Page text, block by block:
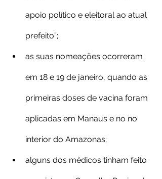
apoio político e eleitoral ao atual
prefeito”;
as suas nomeações ocorreram
em 18 e 19 de janeiro, quando as
primeiras doses de vacina foram
aplicadas em Manaus e no no
interior do Amazonas;
alguns dos médicos tinham feito